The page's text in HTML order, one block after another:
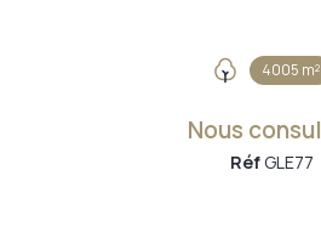
4005 m²
Nous
Réf GLE77